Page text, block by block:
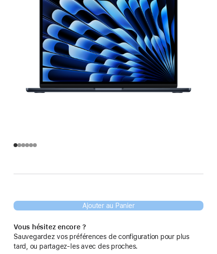
Ajouter au Panier
Vous hésitez encore ?
Sauvegardez vos préférences de configuration pour plus
tard, ou partagez-les avec des proches.